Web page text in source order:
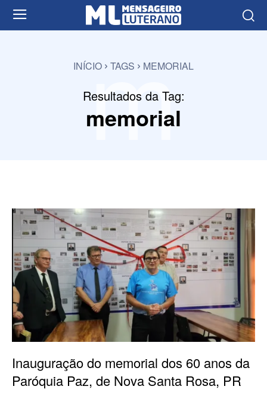
INÍCIO TAGS MEMORIAL
Resultados da Tag:
memorial
m
Inauguração do memorial dos 60 anos da
Paróquia Paz, de Nova Santa Rosa, PR